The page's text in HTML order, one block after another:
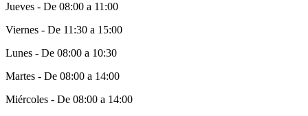
Jueves - De 08:00 a 11:00
Viernes - De 11:30 a 15:00
Lunes - De 08:00 a 10:30
Martes - De 08:00 a 14:00
Miércoles - De 08:00 a 14:00